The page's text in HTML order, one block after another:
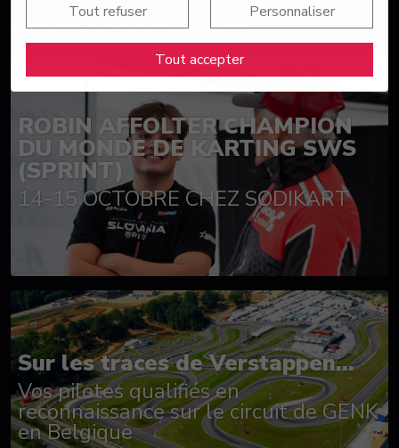
Tout refuser Personnaliser
Tout accepter
Suivez nos actualités
ROBIN AFFOLTER CHAMPION
DU MONDE DE KARTING SWS
(SPRINT)
14-15 OCTOBRE CHEZ SODIKART
Sur les traces de Verstappen...
Vos pilotes qualifiés en
reconnaissance sur le circuit de GENK
en Belgique